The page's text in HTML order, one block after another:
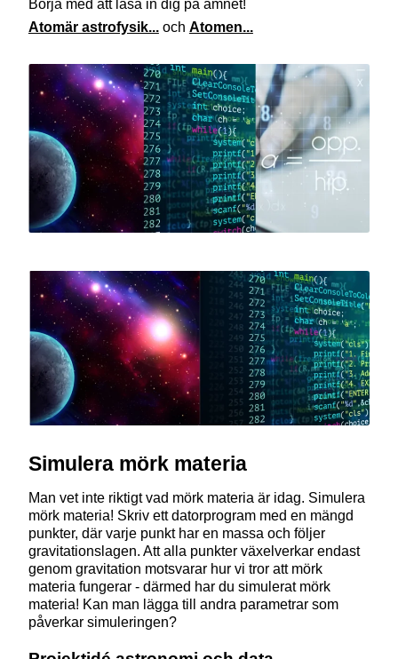
Börja med att läsa in dig på ämnet!
Atomär astrofysik...och Atomen...
Simulera mörk materia
Man vet inte riktigt vad mörk materia är idag. Simulera
mörk materia! Skriv ett datorprogram med en mängd
punkter, där varje punkt har en massa och följer
gravitationslagen. Att alla punkter växelverkar endast
genom gravitation motsvarar hur vi tror att mörk
materia fungerar - därmed har du simulerat mörk
materia! Kan man lägga till andra parametrar som
påverkar simuleringen?